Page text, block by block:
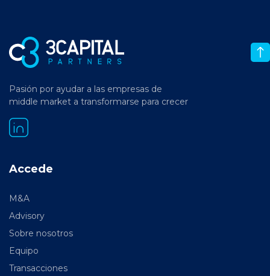
Pasión por ayudar a las empresas de
middle market a transformarse para crecer
Accede
M&A
Advisory
Sobre nosotros
Equipo
Transacciones